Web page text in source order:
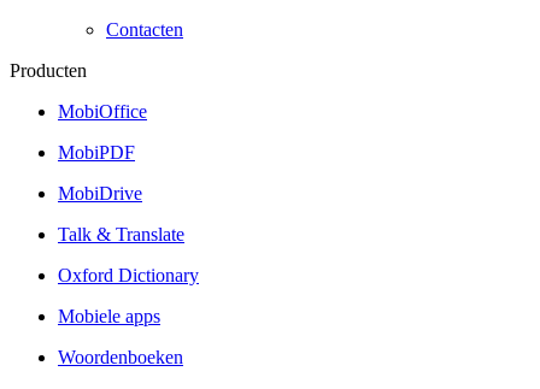
Contacten
Producten
MobiOffice
MobiPDF
MobiDrive
Talk & Translate
Oxford Dictionary
Mobiele apps
Woordenboeken